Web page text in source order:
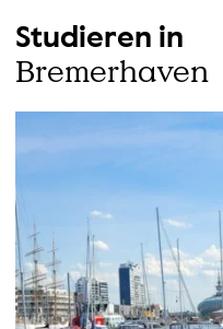
Studieren in
Bremerhaven